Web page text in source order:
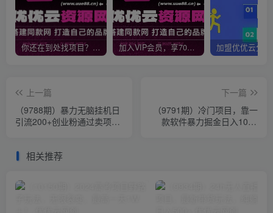
你还在到处找项目？还在当韭菜？我靠网创资源站一个月收入5万+，曾经我也是个失败者。 加入VIP会员，享70%的推广提成，免费学习多种网上创业课程，菜鸟秒变大神！
上一篇
（9788期）暴力无脑挂机日
引流200+创业粉通过卖项目
下一篇
（9791期）冷门项目，靠一
款软件暴力掘金日入1000
相关推荐